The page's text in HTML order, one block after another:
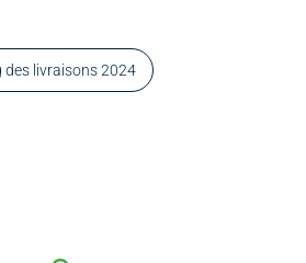
des livraisons 2024